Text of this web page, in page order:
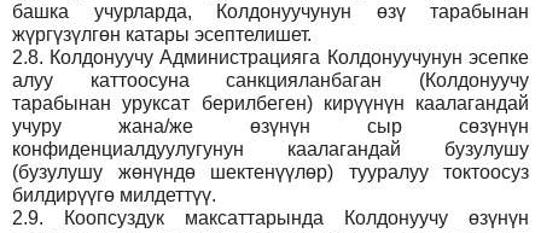
башка учурларда, Колдонуучунун өзү тарабынан
жүргүзүлгөн катары эсептелишет.
2.8. Колдонуучу Администрацияга Колдонуучунун эсепке
алуу каттоосуна санкцияланбаган (Колдонуучу
тарабынан уруксат берилбеген) кирүүнүн каалагандай
учуру жана/же өзүнүн сыр сөзүнүн
конфиденциалдуулугунун каалагандай бузулушу
(бузулушу жөнүндө шектенүүлөр) тууралуу токтоосуз
билдирүүгө милдеттүү.
2.9.
Коопсуздук максаттарында Колдонуучу өзүнүн